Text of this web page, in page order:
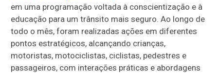
em uma programação voltada à conscientização e à
educação para um trânsito mais seguro. Ao longo de
todo o mês, foram realizadas ações em diferentes
pontos estratégicos, alcançando crianças,
motoristas, motociclistas, ciclistas, pedestres e
passageiros, com interações práticas e abordagens